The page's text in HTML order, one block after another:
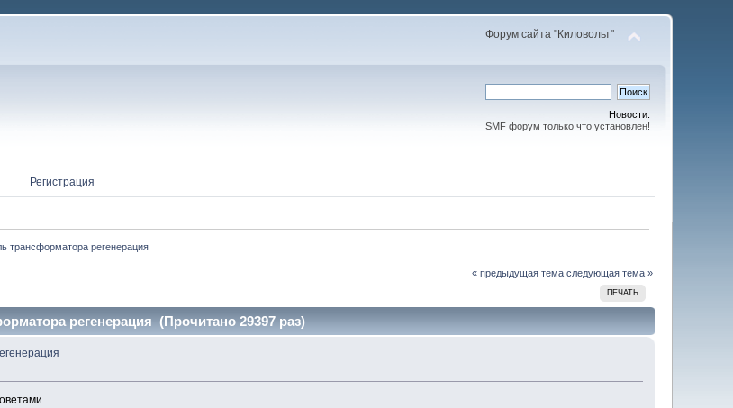
Форум сайта "Киловольт"
Новости:
SMF форум только что установлен!
Регистрация
трансформатора регенерация
« предыдущая тема следующая тема »
ПЕЧАТЬ
регенерация (Прочитано 29397 раз)